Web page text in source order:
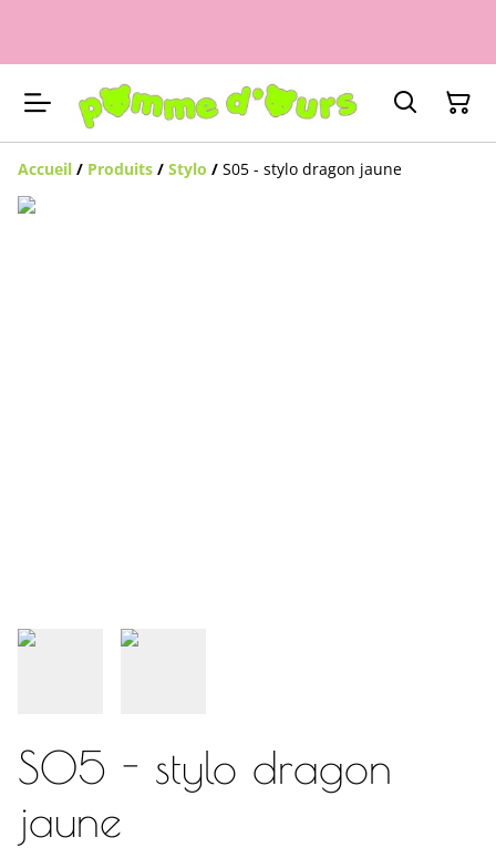
Accueil / Produits / Stylo / S05 - stylo dragon jaune
S05 - stylo dragon
jaune